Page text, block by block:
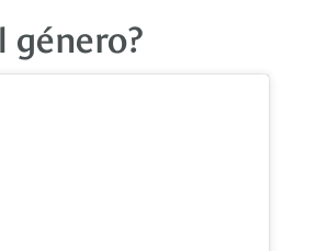
género?